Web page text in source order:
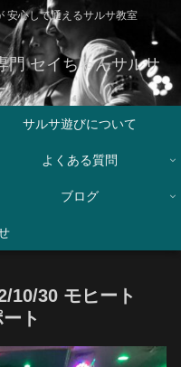
安心して通えるサルサ教室
門 セイちゃんサルサ
サルサ遊びについて
よくある質問
ブログ
10/30 モヒート
ト